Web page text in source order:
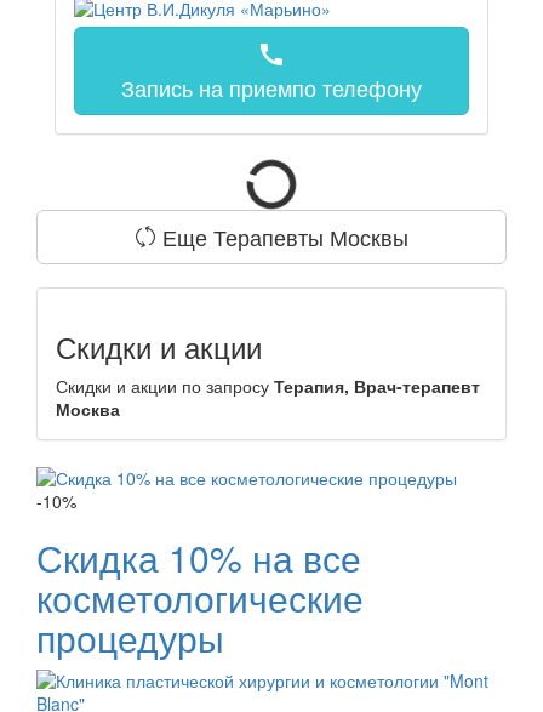
call
Запись на приемпо телефону
Еще Терапевты Москвы
Скидки и акции
Скидки и акции по запросу Терапия, Врач-терапевт
Москва
-10%
Скидка 10% на все
косметологические
процедуры